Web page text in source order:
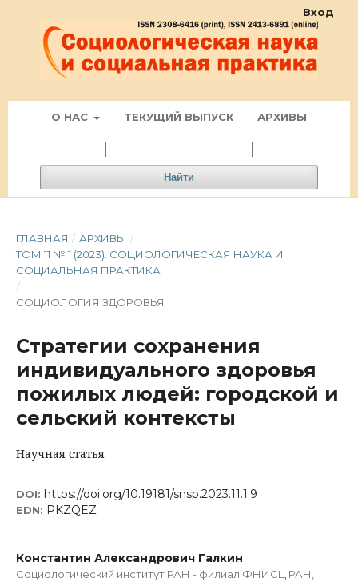
О НАС ТЕКУЩИЙ ВЫПУСК АРХИВЫ
Найти
Вход
ГЛАВНАЯ / АРХИВЫ /
ТОМ 11 № 1 (2023): СОЦИОЛОГИЧЕСКАЯ НАУКА И
СОЦИАЛЬНАЯ ПРАКТИКА
/
СОЦИОЛОГИЯ ЗДОРОВЬЯ
Стратегии сохранения
индивидуального здоровья
пожилых людей: городской и
сельский контексты
Научная статья
DOI: https://doi.org/10.19181/snsp.2023.11.1.9
EDN: PKZQEZ
Константин Александрович Галкин
Социологический институт РАН - филиал ФНИСЦ РАН,